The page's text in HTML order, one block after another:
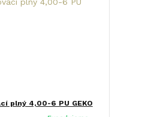
plný 4,00-6 PU GEKO